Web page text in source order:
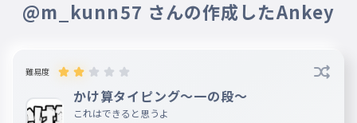
@m_kunn57 さんの作成したAnkey
難易度
かけ算タイピング〜一の段〜
これはできると思うよ